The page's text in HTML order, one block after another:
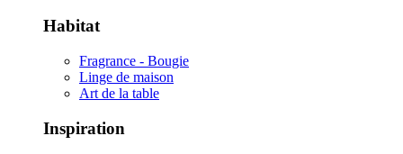
Habitat
Fragrance - Bougie
Linge de maison
Art de la table
Inspiration